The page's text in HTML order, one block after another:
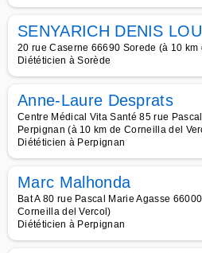
SENYARICH DENIS
20 rue Caserne 66690 Sorede (à 10
Diététicien à Sorède
Anne-Laure Desprats
Centre Médical Vita Santé 85 rue
Perpignan (à 10 km de Corneilla del
Diététicien à Perpignan
Marc Malhonda
Bat A 80 rue Pascal Marie Agasse
Corneilla del Vercol)
Diététicien à Perpignan